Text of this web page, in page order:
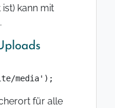
kann mit
media');
für alle